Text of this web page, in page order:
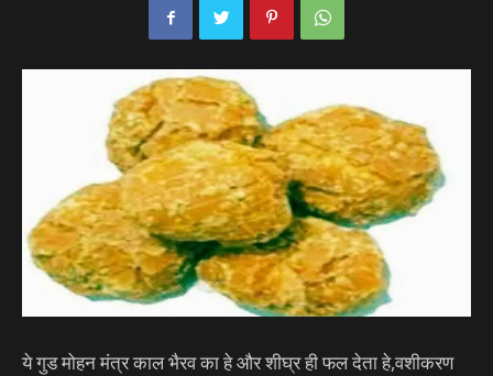
ये गुड मोहन मंत्र काल भैरव का हे और शीघ्र ही फल देता हे,वशीकरण